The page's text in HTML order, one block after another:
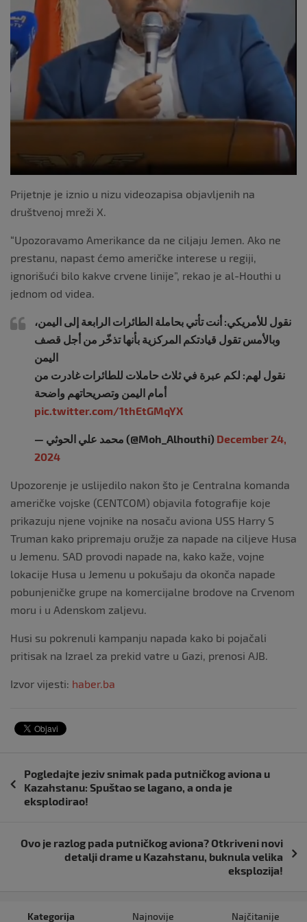
Prijetnje je iznio u nizu videozapisa objavljenih na
društvenoj mreži X.
“Upozoravamo Amerikance da ne ciljaju Jemen. Ako ne
prestanu, napast ćemo američke interese u regiji,
ignorišući bilo kakve crvene linije”, rekao je al-Houthi u
jednom od videa.
نقول للأمريكي: أنت تأتي بحاملة الطائرات الرابعة إلى اليمن،
وبالأمس تقول قيادتكم المركزية بأنها تذخّر من أجل قصف
اليمن
نقول لهم: لكم عبرة في ثلاث حاملات للطائرات غادرت من
أمام اليمن وتصريحاتهم واضحة
pic.twitter.com/1thEtGMqYX
— محمد علي الحوثي (@Moh_Alhouthi) December 24,
2024
Upozorenje je uslijedilo nakon što je Centralna komanda
američke vojske (CENTCOM) objavila fotografije koje
prikazuju njene vojnike na nosaču aviona USS Harry S
Truman kako pripremaju oružje za napade na ciljeve Husa
u Jemenu. SAD provodi napade na, kako kaže, vojne
lokacije Husa u Jemenu u pokušaju da okonča napade
pobunjeničke grupe na komercijalne brodove na Crvenom
moru i u Adenskom zaljevu.
Husi su pokrenuli kampanju napada kako bi pojačali
pritisak na Izrael za prekid vatre u Gazi, prenosi AJB.
Izvor vijesti: haber.ba
objava
Pogledajte jeziv snimak pada putničkog aviona u
Kazahstanu: Spuštao se lagano, a onda je
eksplodirao!
Ovo je razlog pada putničkog aviona? Otkriveni novi
detalji drame u Kazahstanu, buknula velika
eksplozija!
Kategorija Najnovije Najčitanije